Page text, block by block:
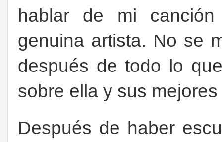
hablar de mi
genuina artista. No se
después de todo lo
sobre ella y sus
Después de haber